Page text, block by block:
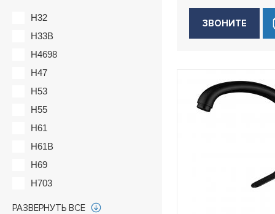
H32
H33B
H4698
H47
H53
H55
H61
H61B
H69
H703
РАЗВЕРНУТЬ ВСЕ
ЗВОНИТЕ